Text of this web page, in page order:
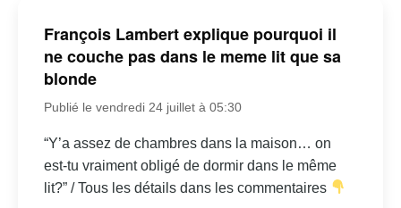
François Lambert explique pourquoi il
ne couche pas dans le meme lit que sa
blonde
Publié le vendredi 24 juillet à 05:30
“Y’a assez de chambres dans la maison… on
est-tu vraiment obligé de dormir dans le même
lit?” / Tous les détails dans les commentaires